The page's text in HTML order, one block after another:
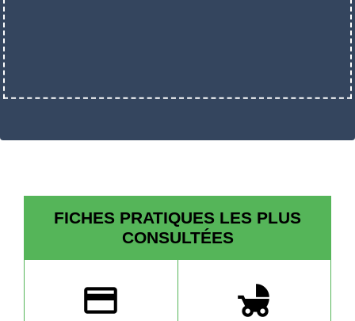
FICHES PRATIQUES LES PLUS
CONSULTÉES
credit_card child_friendly